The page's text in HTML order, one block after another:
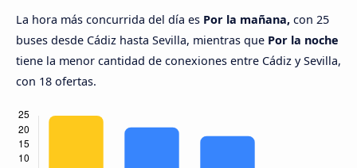
La hora más concurrida del día es Por la mañana, con 25
buses desde Cádiz hasta Sevilla, mientras que Por la noche
tiene la menor cantidad de conexiones entre Cádiz y Sevilla,
con 18 ofertas.